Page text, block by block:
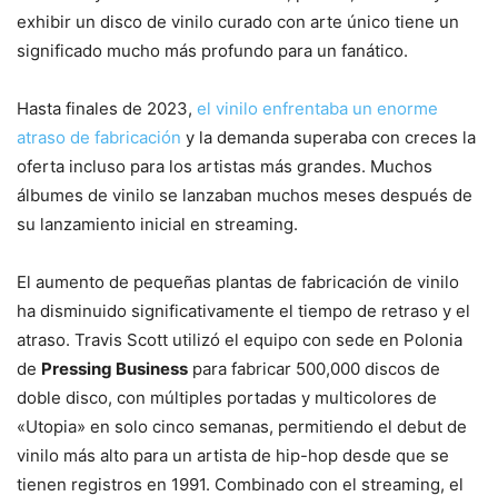
exhibir un disco de vinilo curado con arte único tiene un
significado mucho más profundo para un fanático.
Hasta finales de 2023, el vinilo enfrentaba un enorme
atraso de fabricación y la demanda superaba con creces la
oferta incluso para los artistas más grandes. Muchos
álbumes de vinilo se lanzaban muchos meses después de
su lanzamiento inicial en streaming.
El aumento de pequeñas plantas de fabricación de vinilo
ha disminuido significativamente el tiempo de retraso y el
atraso. Travis Scott utilizó el equipo con sede en Polonia
de Pressing Business para fabricar 500,000 discos de
doble disco, con múltiples portadas y multicolores de
«Utopia» en solo cinco semanas, permitiendo el debut de
vinilo más alto para un artista de hip-hop desde que se
tienen registros en 1991. Combinado con el streaming, el